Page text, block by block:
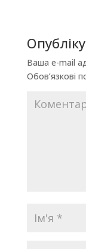
Ваша e-mail
Обов’язкові